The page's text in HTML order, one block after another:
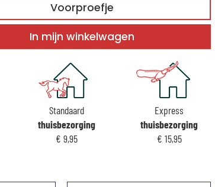
Voorproefje
In mijn winkelwagen
Standaard
thuisbezorging
€ 9,95
Express
thuisbezorging
€ 15,95